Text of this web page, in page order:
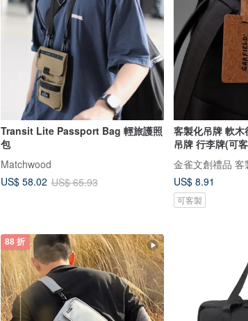
Transit Lite Passport Bag 輕旅護照
包
Matchwood
US$ 58.02 US$ 65.93
客製化吊牌 軟
吊牌 行李牌(可
金雀文創禮品 客
US$ 8.91
可客製
88 折